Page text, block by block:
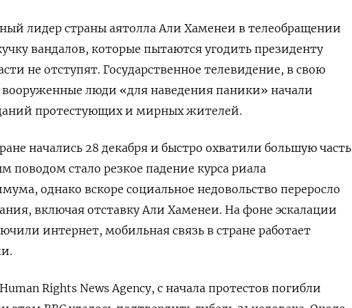
лидер страны аятолла Али Хаменеи в телеобращении
вандалов, которые пытаются угодить президенту
не отступят. Государственное телевидение, в свою
вооруженные люди «для наведения паники» начали
протестующих и мирных жителей.
начались 28 декабря и быстро охватили большую часть
поводом стало резкое падение курса риала
однако вскоре социальное недовольство переросло
включая отставку Али Хаменеи. На фоне эскалации
интернет, мобильная связь в стране работает
Rights News Agency, с начала протестов погибли